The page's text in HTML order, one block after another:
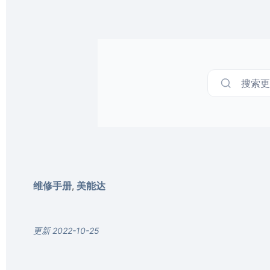
搜索
维修手册, 美能达
更新 2022-10-25